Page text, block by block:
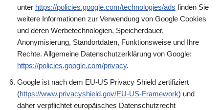
unter https://policies.google.com/technologies/ads finden Sie
weitere Informationen zur Verwendung von Google Cookies
und deren Werbetechnologien, Speicherdauer,
Anonymisierung, Standortdaten, Funktionsweise und Ihre
Rechte. Allgemeine Datenschutzerklärung von Google:
https://policies.google.com/privacy.
Google ist nach dem EU-US Privacy Shield zertifiziert
(https://www.privacyshield.gov/EU-US-Framework) und
daher verpflichtet europäisches Datenschutzrecht